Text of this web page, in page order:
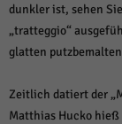
dunkler ist, sehen
„tratteggio“
glatten
Zeitlich datiert der
Matthias Hucko hieß
Marketing-Cookies
um personalisierte
über Websites
Externe Medien